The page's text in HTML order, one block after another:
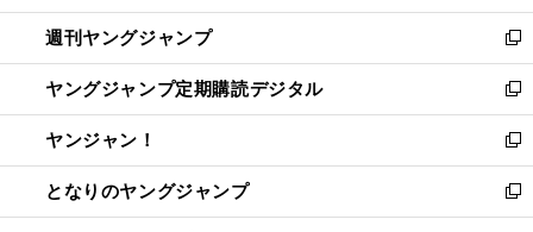
開
く
ウ
で
開
く
ン
ド
ウ
で
開
く
ウ
ィ
ン
ド
ウ
で
開
く
週刊ヤングジャンプ
新
し
い
ウ
ィ
ン
ド
ウ
ヤングジャンプ定期購読デジタル
新
し
い
ウ
ィ
ン
ヤンジャン！
新
し
い
ウ
となりのヤングジャンプ
新
し